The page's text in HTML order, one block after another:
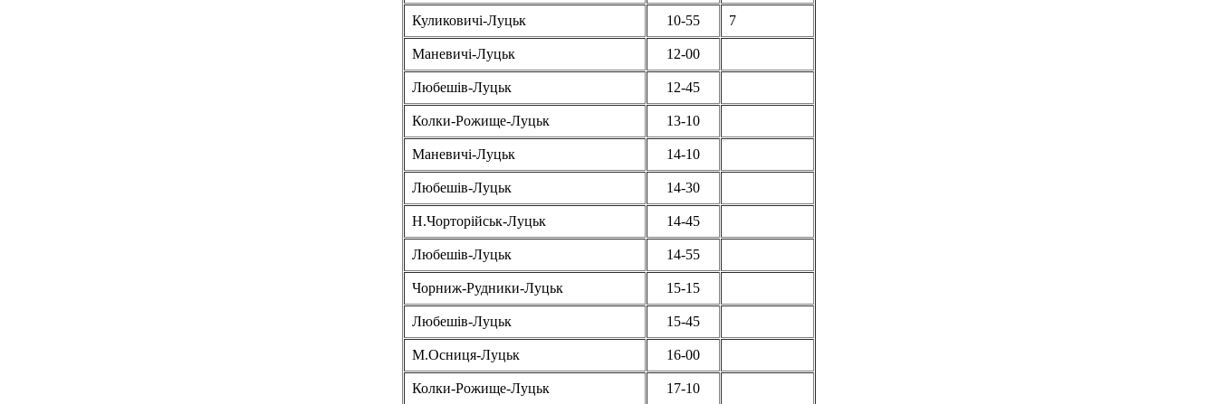
Куликовичі-Луцьк 10-55 7
Маневичі-Луцьк 12-00
Любешів-Луцьк 12-45
Колки-Рожище-Луцьк 13-10
Маневичі-Луцьк 14-10
Любешів-Луцьк 14-30
Н.Чорторійськ-Луцьк 14-45
Любешів-Луцьк 14-55
Чорниж-Рудники-Луцьк 15-15
Любешів-Луцьк 15-45
М.Осниця-Луцьк 16-00
Колки-Рожище-Луцьк 17-10